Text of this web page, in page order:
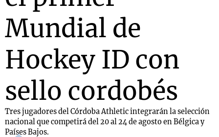
Mundial de
Hockey ID con
sello cordobés
Tres jugadores del Córdoba Athletic integrarán la selección
nacional que competirá del 20 al 24 de agosto en Bélgica y
Países Bajos.